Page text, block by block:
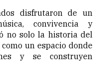
disfrutaron de un
convivencia y
no solo la historia del
un espacio donde
y se construyen